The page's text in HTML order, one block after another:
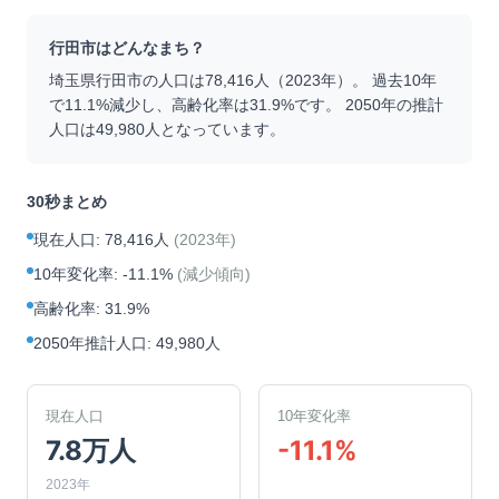
行田市はどんなまち？
埼玉県行田市の人口は78,416 人（2023年）。 過去10年
で11.1%減少し、高齢化率は31.9%です。 2050年の推計
人口は49,980人となっています。
30秒まとめ
現在人口: 78,416人 (2023年)
10年変化率: -11.1% (減少傾向)
高齢化率: 31.9%
2050年推計人口: 49,980人
現在人口
7.8万人
2023年
10年変化率
-11.1%